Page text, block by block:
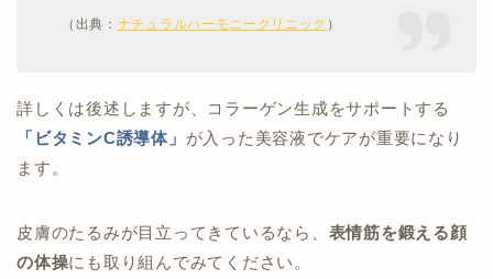
（出典： ナチュラルハーモニークリニック ）
詳しくは後述しますが、コラーゲン生成をサポートする
「ビタミンC誘導体」 が入った美容液でケアが重要になり
ます。
皮膚のたるみが目立ってきているなら、 表情筋を鍛える顔
の体操にも取り組んでみてください。